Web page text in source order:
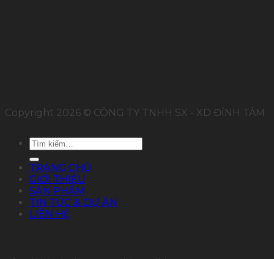
Copyright 2026 © CÔNG TY TNHH SX - XD ĐỈNH TÂM
Tìm
kiếm:
TRANG CHỦ
GIỚI THIỆU
SẢN PHẨM
TIN TỨC & DỰ ÁN
LIÊN HỆ